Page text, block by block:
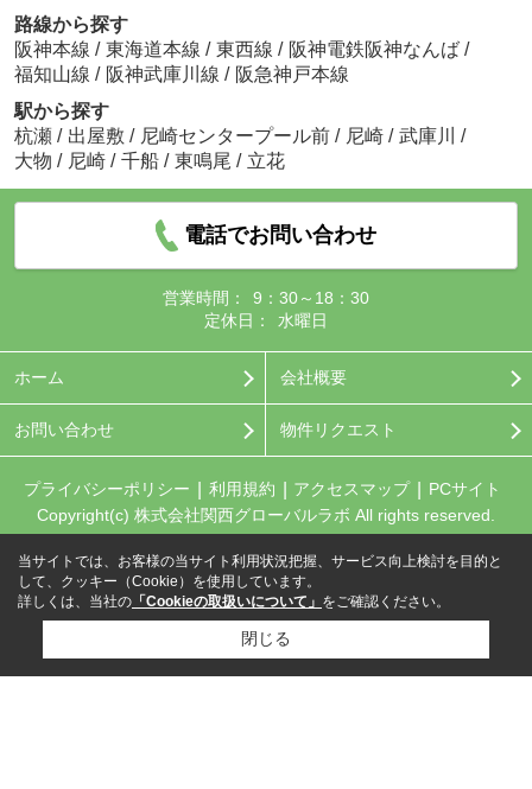
路線から探す
阪神本線 / 東海道本線 / 東西線 / 阪神電鉄阪神なんば /
福知山線 / 阪神武庫川線 / 阪急神戸本線
駅から探す
杭瀬 / 出屋敷 / 尼崎センタープール前 / 尼崎 / 武庫川
/
大物 / 尼崎 / 千船 / 東鳴尾 / 立花
電話でお問い合わせ
営業時間：
9：30～18：30
定休日：
水曜日
ホーム 会社概要
お問い合わせ 物件リクエスト
プライバシーポリシー 利用規約 アクセスマップ
PCサイト
Copyright(c) 株式会社関西グローバルラボ All rights reserved.
当サイトでは、お客様の当サイト利用状況把握、サービス向上検討を目的と
して、クッキー（Cookie）を使用しています。
詳しくは、当社の 「Cookieの取扱いについて」 をご確認ください。
閉じる